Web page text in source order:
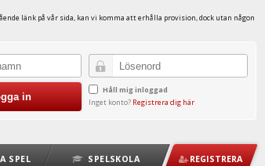
länk på vår sida, kan vi komma att erhålla provision, dock utan någon
Håll mig inloggad
Inget konto? Registrera dig här
in
SPEL SPELSKOLA REGISTRERA